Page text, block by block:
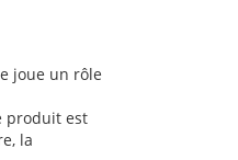
joue un rôle
produit est
la